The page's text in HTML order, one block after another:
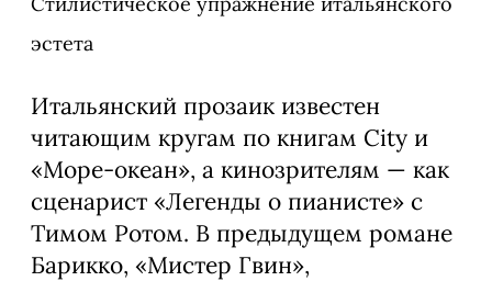
эстета
Итальянский прозаик известен
читающим кругам по книгам City и
«Море-океан», а кинозрителям — как
сценарист «Легенды о пианисте» с
Тимом Ротом. В предыдущем романе
Барикко, «Мистер Гвин»,